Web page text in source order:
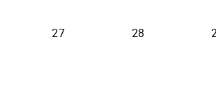
27 28